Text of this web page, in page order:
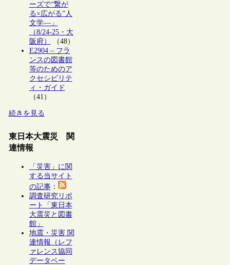
ーズで“繋が
る×広がる”人
文学―」
（8/24-25・大
阪府）
（48）
E2904 – フラ
ンスの図書館
等のためのア
クセシビリテ
ィ・ガイド
（41）
続きを見る
東日本大震災 関
連情報
「災害」に関
する当サイト
の記事：
調査研究リポ
ート「東日本
大震災と図書
館」
地震・災害 関
連情報（レフ
ァレンス協同
データベー